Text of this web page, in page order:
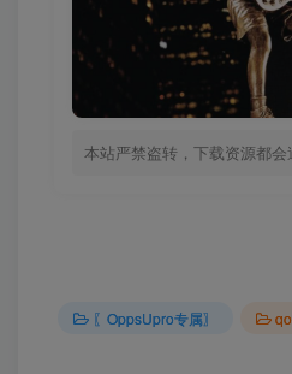
本站严禁盗转，下载资源都
〖OppsUpro专属〗